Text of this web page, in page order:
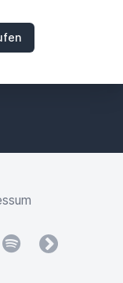
Spotifyfyyd